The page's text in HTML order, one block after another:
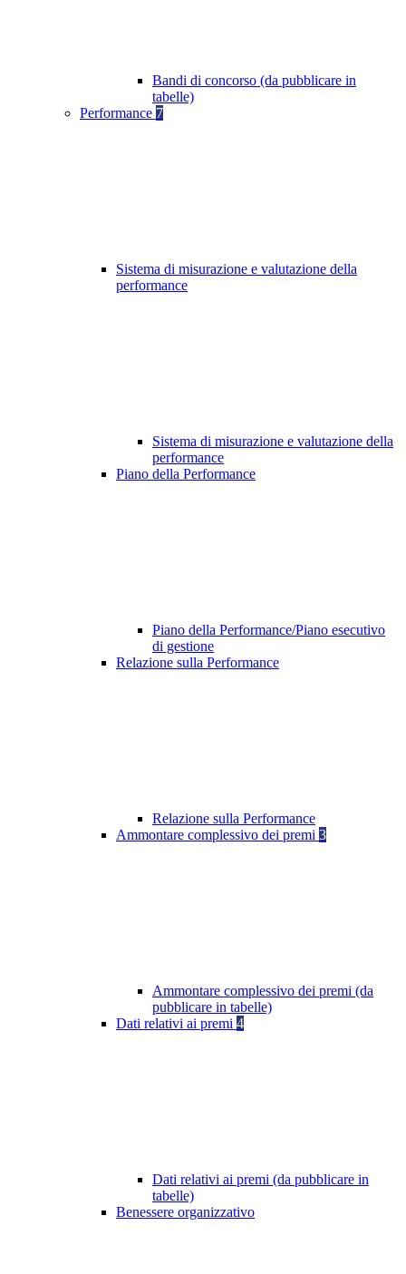
Bandi di concorso (da pubblicare in
tabelle)
Performance 7
Sistema di misurazione e valutazione della
performance
Sistema di misurazione e valutazione della
performance
Piano della Performance
Piano della Performance/Piano esecutivo
di gestione
Relazione sulla Performance
Relazione sulla Performance
Ammontare complessivo dei premi 3
Ammontare complessivo dei premi (da
pubblicare in tabelle)
Dati relativi ai premi 4
Dati relativi ai premi (da pubblicare in
tabelle)
Benessere organizzativo